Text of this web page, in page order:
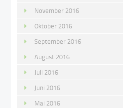
November 2016
Oktober 2016
September 2016
August 2016
Juli 2016
Juni 2016
Mai 2016